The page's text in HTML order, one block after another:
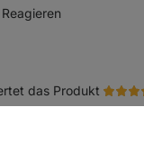
hilfreich markieren
Reagieren
das Produkt